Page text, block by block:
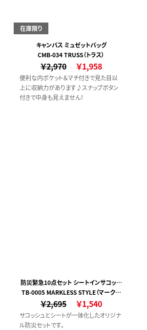
在庫限り
キャンバス ミュゼットバッグ
CMB-034 TRUSS（トラス）
￥2,970 ￥1,958
便利な内ポケット＆マチ付きで見た目以
上に収納力があります♪スナップボタン
付きで中身も見えません！
防災緊急10点セット シートインサコッシ
ュタイプ
TB-0005 MARKLESS STYLE（マークレ
ススタイル）
￥2,695 ￥1,540
サコッシュとシートが一体化したオリジナ
ル防災セットです。